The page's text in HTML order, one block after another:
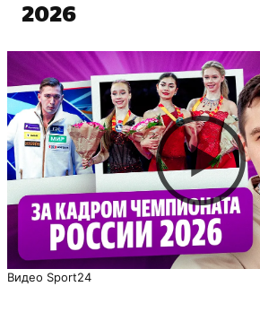
2026
Видео Sport24